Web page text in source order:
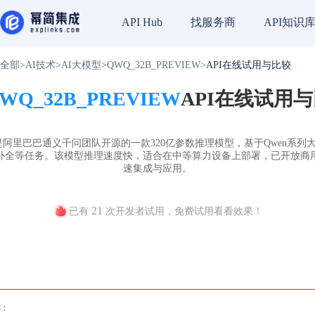
API Hub 找服务商 API知识库
全部>AI技术>AI大模型>QWQ_32B_PREVIEW>API在线试用与比较
API在线试用
阿里巴巴通义千问团队开源的一款320亿参数推理模型，基于Qwen系列
全等任务。该模型推理速度快，适合在中等算力设备上部署，已开放商
速集成与应用。
已有 21 次开发者试用，免费试用看看效果！